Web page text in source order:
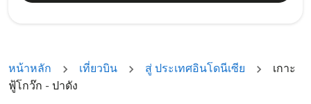
หน้าหลัก เที่ยวบิน สู่ ประเทศอินโดนีเซีย
เกาะ
ฟู้โกว๊ก - ปาดัง